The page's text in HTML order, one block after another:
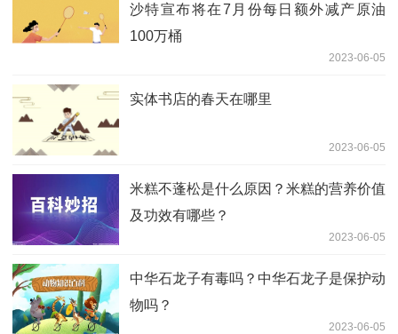
沙特宣布将在7月份每日额外减产原油
100万桶
2023-06-05
实体书店的春天在哪里
2023-06-05
米糕不蓬松是什么原因？米糕的营养价值
及功效有哪些？
2023-06-05
中华石龙子有毒吗？中华石龙子是保护动
物吗？
2023-06-05